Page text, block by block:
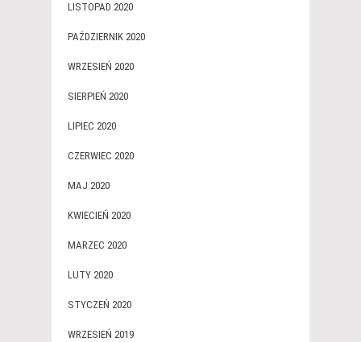
LISTOPAD 2020
PAŹDZIERNIK 2020
WRZESIEŃ 2020
SIERPIEŃ 2020
LIPIEC 2020
CZERWIEC 2020
MAJ 2020
KWIECIEŃ 2020
MARZEC 2020
LUTY 2020
STYCZEŃ 2020
WRZESIEŃ 2019